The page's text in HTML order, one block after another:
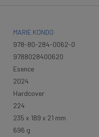
MARIE KONDO
978-80-284-0062-0
9788028400620
Esence
2024
Hardcover
224
235 x 189 x 21 mm
696 g